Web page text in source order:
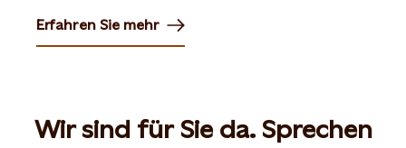
Erfahren Sie mehr
Opens in new tab or window
Wir sind für Sie da. Sprechen